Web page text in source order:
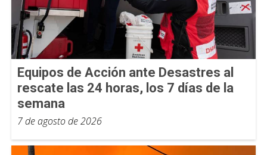
Equipos de Acción ante Desastres al
rescate las 24 horas, los 7 días de la
semana
7 de agosto de 2026